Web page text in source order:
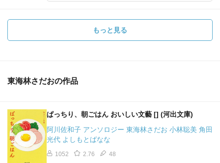
もっと見る
東海林さだおの作品
ぱっちり、朝ごはん おいしい文藝 [] (河出文庫)
阿川佐和子 アンソロジー 東海林さだお 小林聡美 角田
光代 よしもとばなな
1052 2.76 48